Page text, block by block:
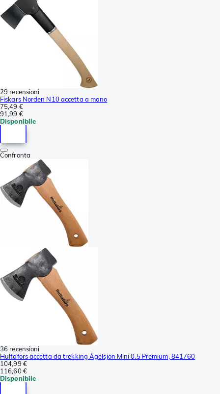
29 recensioni
Fiskars Norden N10 accetta a mano
75,49 €
91,99 €
Disponibile
Confronta
36 recensioni
Hultafors accetta da trekking Ågelsjön Mini 0.5 Premium, 841760
104,99 €
116,60 €
Disponibile